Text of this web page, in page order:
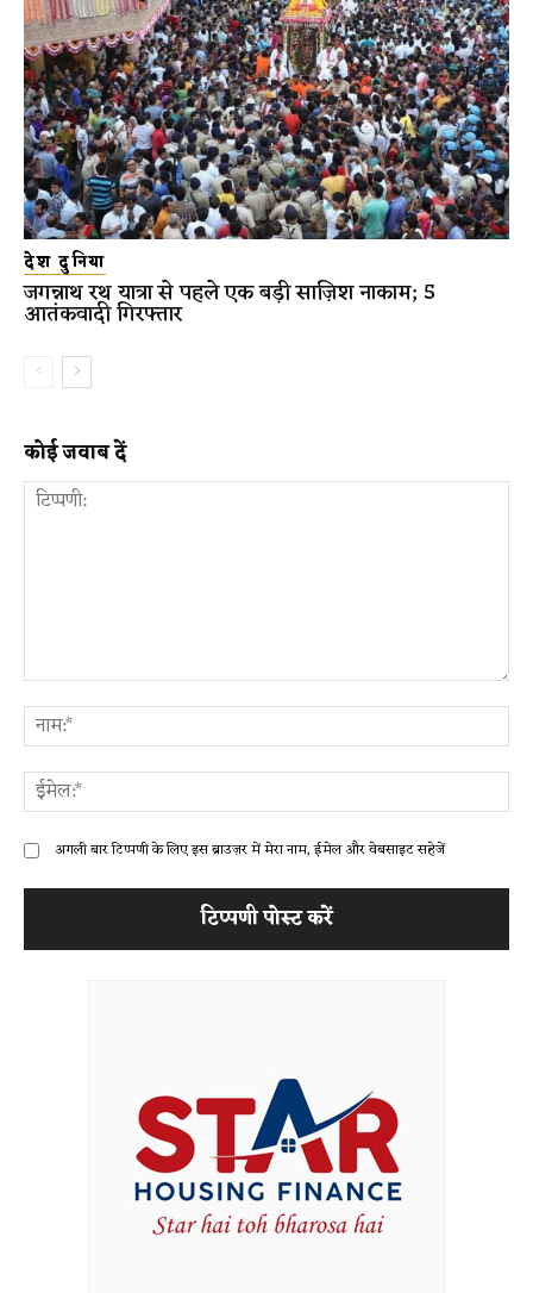
देश दुनिया
जगन्नाथ रथ यात्रा से पहले एक बड़ी साज़िश नाकाम; 5
आतंकवादी गिरफ्तार
कोई जवाब दें
अगली बार टिप्पणी के लिए इस ब्राउज़र में मेरा नाम, ईमेल और वेबसाइट सहेजें